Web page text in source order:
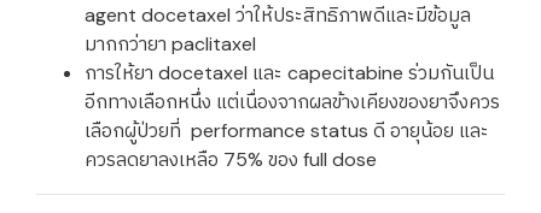
agent docetaxel ว่าให้ประสิทธิภาพดีและมีข้อมูล
มากกว่ายา paclitaxel
การให้ยา docetaxel และ capecitabine ร่วมกันเป็น
อีกทางเลือกหนึ่ง แต่เนื่องจากผลข้างเคียงของยาจึงควร
เลือกผู้ป่วยที่ performance status ดี อายุน้อย และ
ควรลดยาลงเหลือ 75% ของ full dose